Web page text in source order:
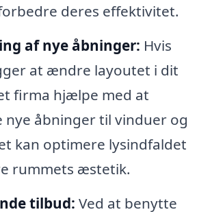
deres effektivitet.
af nye åbninger: Hvis
at ændre layoutet i dit
firma hjælpe med at
nye åbninger til vinduer og
kan optimere lysindfaldet
rummets æstetik.
tilbud: Ved at benytte